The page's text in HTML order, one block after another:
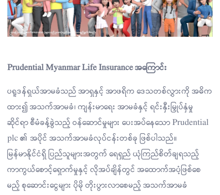
Prudential Myanmar Life Insurance အကြောင်း
ပရူဒန်ရှယ်အာမခံသည် အာရှနှင့် အာဖရိက ဒေသတစ်လွှားကို အဓိက
ထား၍ အသက်အာမခံ၊ ကျန်းမာရေး အာမခံနှင့် ရင်းနှီးမြှုပ်နှံမှု
ဆိုင်ရာ စီမံခန့်ခွဲသည့် ဝန်ဆောင်မှုများ ပေးအပ်နေသော Prudential
plc ၏ အပိုင် အသက်အာမခံလုပ်ငန်းတစ်ခု ဖြစ်ပါသည်။
မြန်မာနိုင်ငံရှိ ပြည်သူများအတွက် ရေရှည် ယုံကြည်စိတ်ချရသည့်
ကာကွယ်စောင့်ရှောက်မှုနှင့် လိုအပ်ချိန်တွင် အထောက်အပံ့ဖြစ်စေ
မည့် စုဆောင်းငွေများ ပိုမို တိုးပွားလာစေမည့် အသက်အာမခံ